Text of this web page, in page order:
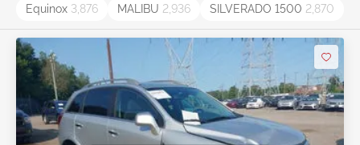
Equinox 3,876 MALIBU 2,936 SILVERADO 1500 2,870